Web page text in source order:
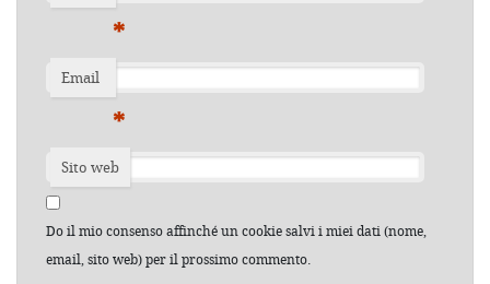
*
Email
*
Sito web
Do il mio consenso affinché un cookie salvi i miei dati (nome,
email, sito web) per il prossimo commento.